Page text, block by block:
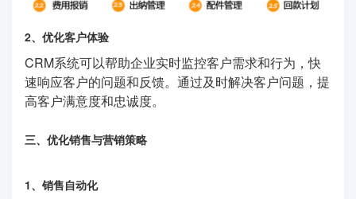
2、优化客户体验
CRM系统可以帮助企业实时监控客户需求和行为，快
速响应客户的问题和反馈。通过及时解决客户问题，提
高客户满意度和忠诚度。
三、优化销售与营销策略
1、销售自动化